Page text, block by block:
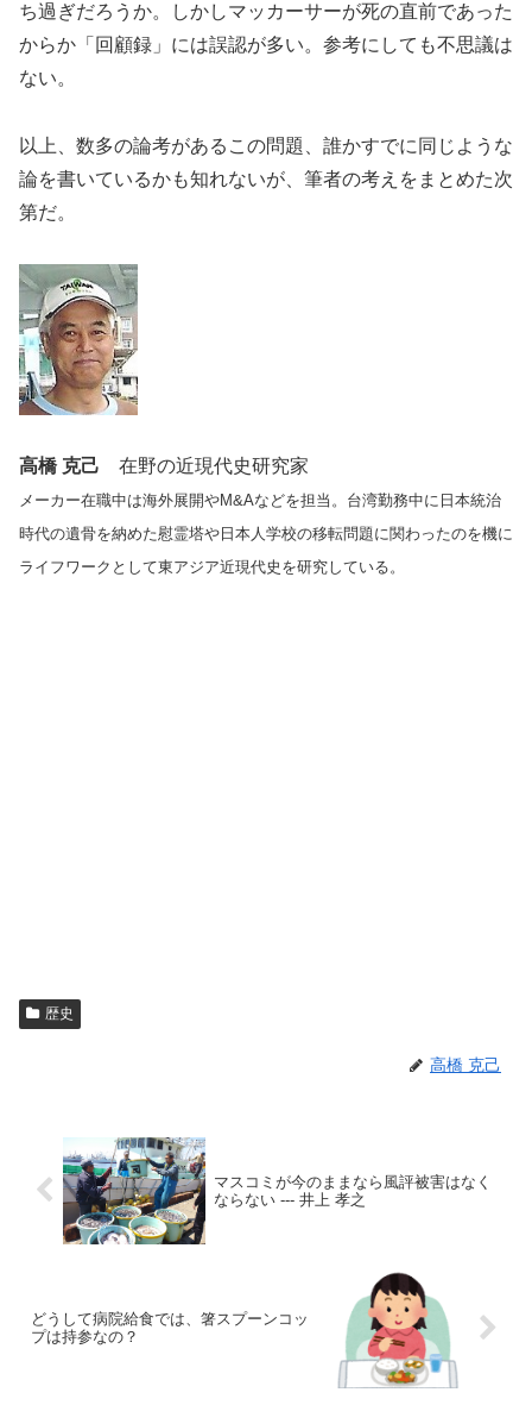
ち過ぎだろうか。しかしマッカーサーが死の直前であった
からか「回顧録」には誤認が多い。参考にしても不思議は
ない。
以上、数多の論考があるこの問題、誰かすでに同じような
論を書いているかも知れないが、筆者の考えをまとめた次
第だ。
高橋 克己 在野の近現代史研究家
メーカー在職中は海外展開やM&Aなどを担当。台湾勤務中に日本統治
時代の遺骨を納めた慰霊塔や日本人学校の移転問題に関わったのを機に
ライフワークとして東アジア近現代史を研究している。
歴史
高橋 克己
マスコミが今のままなら風評被害はなく
ならない --- 井上 孝之
どうして病院給食では、箸スプーンコッ
プは持参なの？